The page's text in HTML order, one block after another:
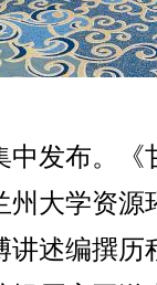
发布。《
州大学资源
讲述编撰历